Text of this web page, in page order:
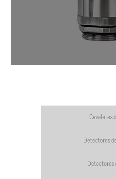
Cavaletes
Detectores
Detectores